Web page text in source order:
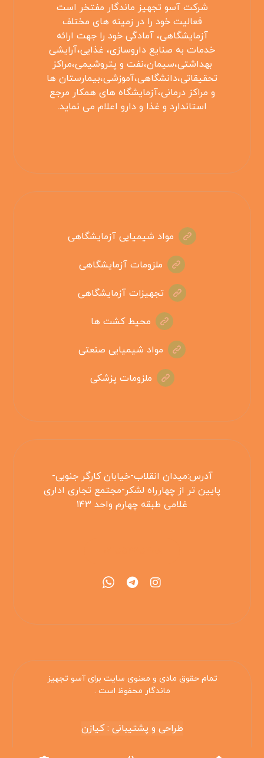
شرکت آسو تجهیز ماندگار مفتخر است
فعالیت خود را در زمینه های مختلف
آزمایشگاهی، آمادگی خود را جهت ارائه
خدمات به صنایع داروسازی، غذایی،آرایشی
بهداشتی،سیمان،نفت و پتروشیمی،مراکز
تحقیقاتی،دانشگاهی،آموزشی،بیمارستان ها
و مراکز درمانی،آزمایشگاه های همکار مرجع
استاندارد و غذا و دارو اعلام می نماید.
مواد شیمیایی آزمایشگاهی
ملزومات آزمایشگاهی
تجهیزات آزمایشگاهی
محیط کشت ها
مواد شیمیایی صنعتی
ملزومات پزشکی
آدرس:میدان انقلاب-خیابان کارگر جنوبی-
پایین تر از چهارراه لشکر-مجتمع تجاری اداری
غلامی طبقه چهارم واحد ۱۴۳
تمام حقوق مادی و معنوی سایت برای آسو تجهیز
ماندگار محفوظ است .
طراحی و پشتیبانی : کیازن